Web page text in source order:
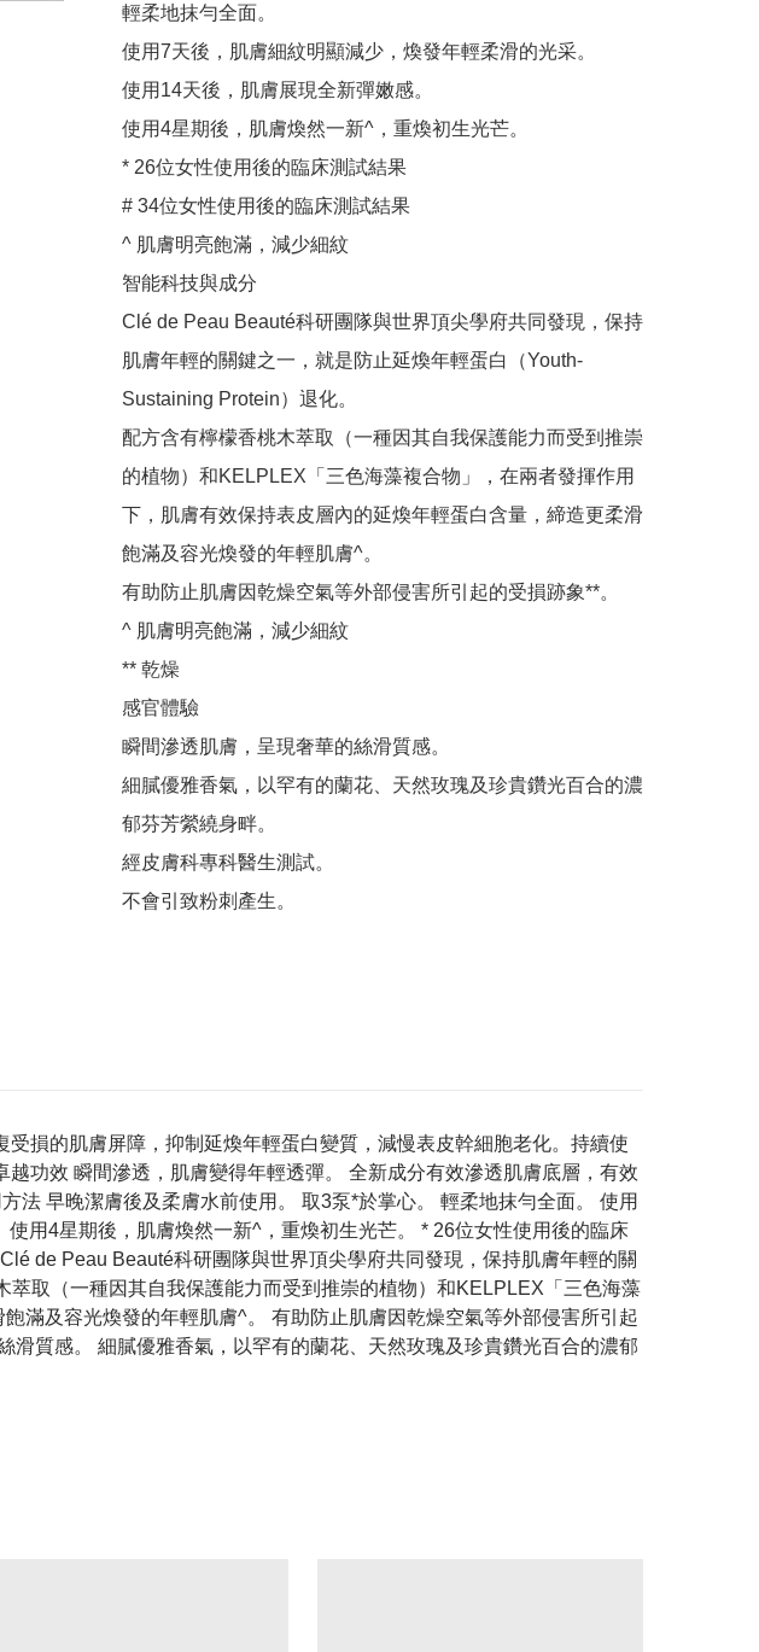
輕柔地抹勻全面。
使用7天後，肌膚細紋明顯減少，煥發年輕柔滑的光采。
使用14天後，肌膚展現全新彈嫩感。
使用4星期後，肌膚煥然一新^，重煥初生光芒。
* 26位女性使用後的臨床測試結果
# 34位女性使用後的臨床測試結果
^ 肌膚明亮飽滿，減少細紋
智能科技與成分
Clé de Peau Beauté科研團隊與世界頂尖學府共同發現，保持
肌膚年輕的關鍵之一，就是防止延煥年輕蛋白（Youth-
Sustaining Protein）退化。
配方含有檸檬香桃木萃取（一種因其自我保護能力而受到推崇
的植物）和KELPLEX「三色海藻複合物」，在兩者發揮作用
下，肌膚有效保持表皮層內的延煥年輕蛋白含量，締造更柔滑
飽滿及容光煥發的年輕肌膚^。
有助防止肌膚因乾燥空氣等外部侵害所引起的受損跡象**。
^ 肌膚明亮飽滿，減少細紋
** 乾燥
感官體驗
瞬間滲透肌膚，呈現奢華的絲滑質感。
細膩優雅香氣，以罕有的蘭花、天然玫瑰及珍貴鑽光百合的濃
郁芬芳縈繞身畔。
經皮膚科專科醫生測試。
不會引致粉刺產生。
損的肌膚屏障，抑制延煥年輕蛋白變質，減慢表皮幹細胞老化。​持續使
功效 瞬間滲透，肌膚變得年輕透彈。 全新成分有效滲透肌膚底層，有效
法 早晚潔膚後及柔膚水前使用。 取3泵*於掌心。 輕柔地抹勻全面。 使用
用4星期後，肌膚煥然一新^，重煥初生光芒。 * 26位女性使用後的臨床
de Peau Beauté科研團隊與世界頂尖學府共同發現，保持肌膚年輕的關
取（一種因其自我保護能力而受到推崇的植物）和KELPLEX「三色海藻
滿及容光煥發的年輕肌膚^。 有助防止肌膚因乾燥空氣等外部侵害所引起
質感。 細膩優雅香氣，以罕有的蘭花、天然玫瑰及珍貴鑽光百合的濃郁